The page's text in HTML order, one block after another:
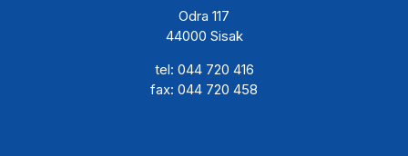
Odra 117
44000 Sisak
tel: 044 720 416
fax: 044 720 458